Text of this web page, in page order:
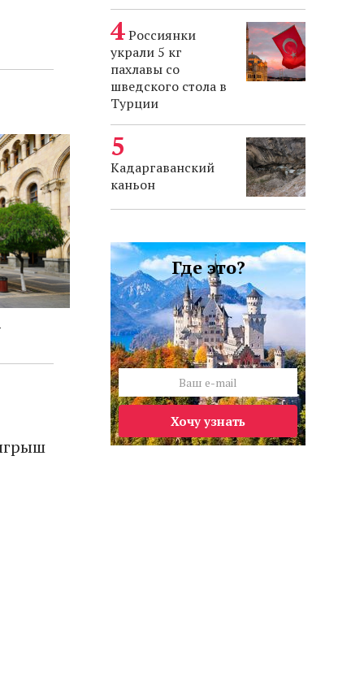
Россиянки
украли 5 кг
пахлавы со
шведского стола в
Турции
Кадаргаванский
каньон
Где это?
Хочу узнать